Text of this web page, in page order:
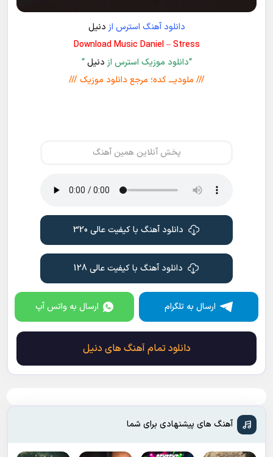
دانلود آهنگ استرس از دنیل
Download Music Daniel – Stress
“دانلود موزیک استرس از دنیل“
/// ملودیـــ کده؛ مرجع دانلود موزیک ///
پخش آنلاین همین آهنگ
دانلود آهنگ با کیفیت عالی 320
دانلود آهنگ با کیفیت عالی 128
ارسال به تلگرام ارسال به واتس آپ
دانلود تمام آهنگ های دنیل
آهنگ های پیشنهادی برای شما